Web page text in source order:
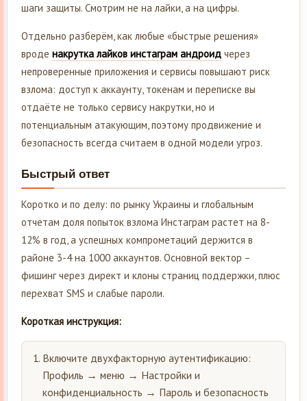
шаги защиты. Смотрим не на лайки, а на цифры.
Отдельно разберём, как любые «быстрые решения»
вроде накрутка лайков инстаграм андроид через
непроверенные приложения и сервисы повышают риск
взлома: доступ к аккаунту, токенам и переписке вы
отдаёте не только сервису накрутки, но и
потенциальным атакующим, поэтому продвижение и
безопасность всегда считаем в одной модели угроз.
Быстрый ответ
Коротко и по делу: по рынку Украины и глобальным
отчетам доля попыток взлома Инстаграм растет на 8-
12% в год, а успешных компрометаций держится в
районе 3-4 на 1000 аккаунтов. Основной вектор –
фишинг через директ и клоны страниц поддержки, плюс
перехват SMS и слабые пароли.
Короткая инструкция:
Включите двухфакторную аутентификацию:
Профиль → меню → Настройки и
конфиденциальность → Пароль и безопасность